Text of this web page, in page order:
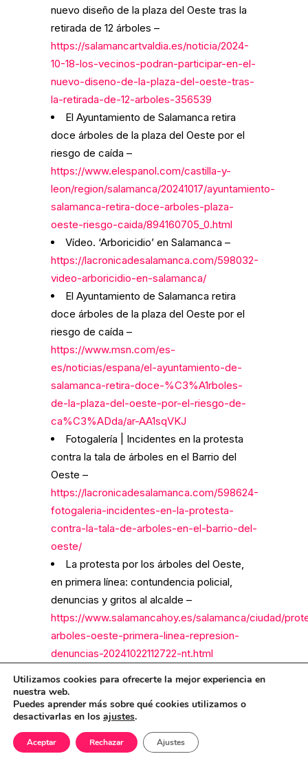
nuevo diseño de la plaza del Oeste tras la
retirada de 12 árboles –
https://salamancartvaldia.es/noticia/2024-
10-18-los-vecinos-podran-participar-en-el-
nuevo-diseno-de-la-plaza-del-oeste-tras-
la-retirada-de-12-arboles-356539
El Ayuntamiento de Salamanca retira
doce árboles de la plaza del Oeste por el
riesgo de caída –
https://www.elespanol.com/castilla-y-
leon/region/salamanca/20241017/ayuntamiento-
salamanca-retira-doce-arboles-plaza-
oeste-riesgo-caida/894160705_0.html
Vídeo. ‘Arboricidio’ en Salamanca –
https://lacronicadesalamanca.com/598032-
video-arboricidio-en-salamanca/
El Ayuntamiento de Salamanca retira
doce árboles de la plaza del Oeste por el
riesgo de caída –
https://www.msn.com/es-
es/noticias/espana/el-ayuntamiento-de-
salamanca-retira-doce-%C3%A1rboles-
de-la-plaza-del-oeste-por-el-riesgo-de-
ca%C3%ADda/ar-AA1sqVKJ
Fotogalería | Incidentes en la protesta
contra la tala de árboles en el Barrio del
Oeste –
https://lacronicadesalamanca.com/598624-
fotogaleria-incidentes-en-la-protesta-
contra-la-tala-de-arboles-en-el-barrio-del-
oeste/
La protesta por los árboles del Oeste,
en primera línea: contundencia policial,
denuncias y gritos al alcalde –
https://www.salamancahoy.es/salamanca/ciudad/
arboles-oeste-primera-linea-represion-
denuncias-20241022112722-nt.html
enfrentamientos con la Policía Nacional en
la protesta por la tala de árboles en la plaza
del Oeste –
https://izca.net/2024/10/22/video-un-
Utilizamos cookies para ofrecerte la mejor experiencia en
nuestra web.
Puedes aprender más sobre qué cookies utilizamos o
desactivarlas en los ajustes.
Aceptar Rechazar Ajustes